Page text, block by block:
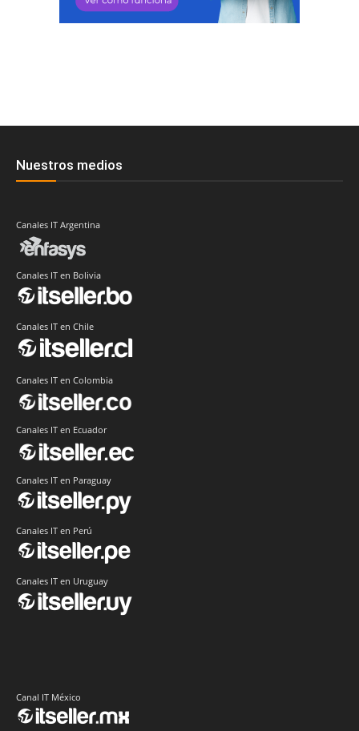
Nuestros medios
Canales IT Argentina
Canales IT en Bolivia
Canales IT en Chile
Canales IT en Colombia
Canales IT en Ecuador
Canales IT en Paraguay
Canales IT en Perú
Canales IT en Uruguay
Canal IT México